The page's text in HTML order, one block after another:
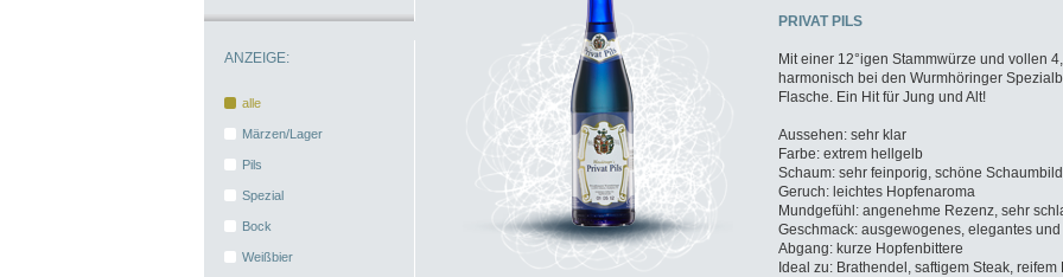
ANZEIGE:
alle
Märzen/Lager
Pils
Spezial
Bock
Weißbier
PRIVAT PILS
Mit einer 12°igen Stammwürze und vollen
harmonisch bei den Wurmhöringer
Flasche. Ein Hit für Jung und Alt!
Aussehen: sehr klar
Farbe: extrem hellgelb
Schaum: sehr feinporig, schöne
Geruch: leichtes Hopfenaroma
Mundgefühl: angenehme Rezenz, sehr
Geschmack: ausgewogenes, elegantes
Abgang: kurze Hopfenbittere
Ideal zu: Brathendel, saftigem Steak, reifem